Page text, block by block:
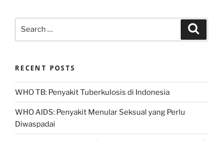
RECENT POSTS
WHO TB: Penyakit Tuberkulosis di Indonesia
WHO AIDS: Penyakit Menular Seksual yang Perlu
Diwaspadai